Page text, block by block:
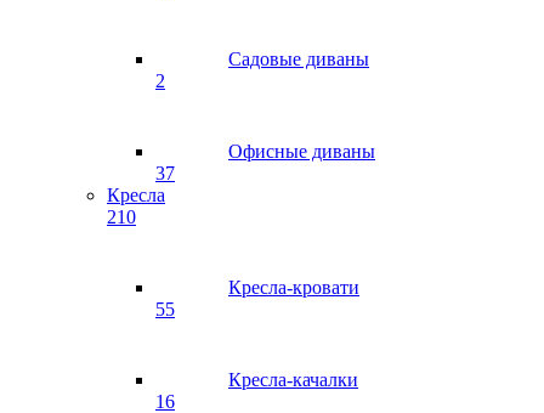
Садовые диваны
2
Офисные диваны
37
Кресла
210
Кресла-кровати
55
Кресла-качалки
16